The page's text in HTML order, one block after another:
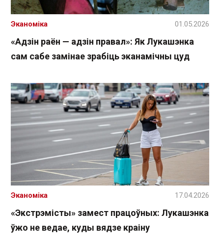
«Адзін раён — адзін правал»: Як Лукашэнка
сам сабе замінае зрабіць эканамічны цуд
Эканоміка 01.05.2026
«Экстрэмісты» замест працоўных: Лукашэнка
ўжо не ведае, куды вядзе краіну
Эканоміка 17.04.2026